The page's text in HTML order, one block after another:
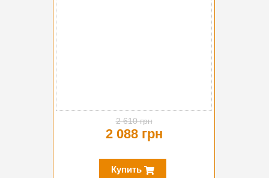
2 610 грн
2 088 грн
Купить